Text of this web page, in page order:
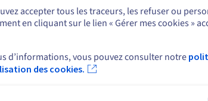
d'apprentissage
News
Blog
un autre site web
accepter tous les traceurs, les refuser ou
en cliquant sur le lien « Gérer mes cookies »
d’informations, vous pouvez consulter notre
des cookies.